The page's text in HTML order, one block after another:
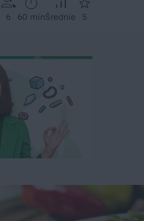
6 60 minŚrednie 5